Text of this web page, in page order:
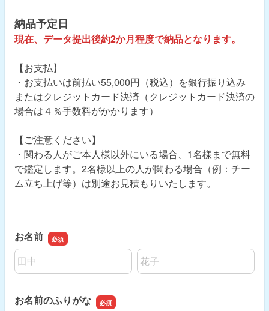
納品予定日
現在、データ提出後約2か月程度で納品となります。
【お支払】
・お支払いは前払い55,000円（税込）を銀行振り込み
またはクレジットカード決済（クレジットカード決済の
場合は４％手数料がかかります）
【ご注意ください】
・関わる人がご本人様以外にいる場合、1名様まで無料
で鑑定します。2名様以上の人が関わる場合（例：チー
ム立ち上げ等）は別途お見積もりいたします。
お名前
名前の姓
名前の名
お名前のふりがな